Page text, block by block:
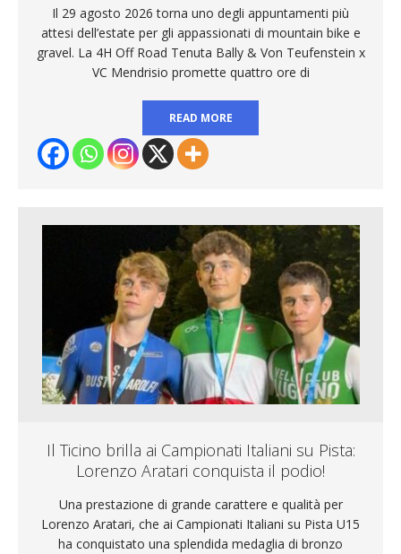
Il 29 agosto 2026 torna uno degli appuntamenti più
attesi dell’estate per gli appassionati di mountain bike e
gravel. La 4H Off Road Tenuta Bally & Von Teufenstein x
VC Mendrisio promette quattro ore di
READ MORE
Il Ticino brilla ai Campionati Italiani su Pista:
Lorenzo Aratari conquista il podio!
Una prestazione di grande carattere e qualità per
Lorenzo Aratari, che ai Campionati Italiani su Pista U15
ha conquistato una splendida medaglia di bronzo